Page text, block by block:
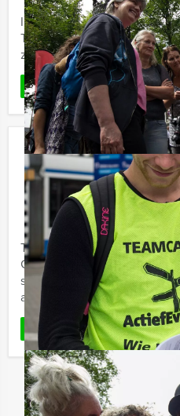
In het Speurtocht Dinner
Tour Guides dat u de
zien krijgt. U gaat in
LEES MEER
Ik Hou Van
Vanaf€ 54,50
Vanaf 12
Tijdens de 'Ik hou van
Guides in Alkmaar gaan we
spel spelen. Jullie kennis
aan ...
LEES MEER